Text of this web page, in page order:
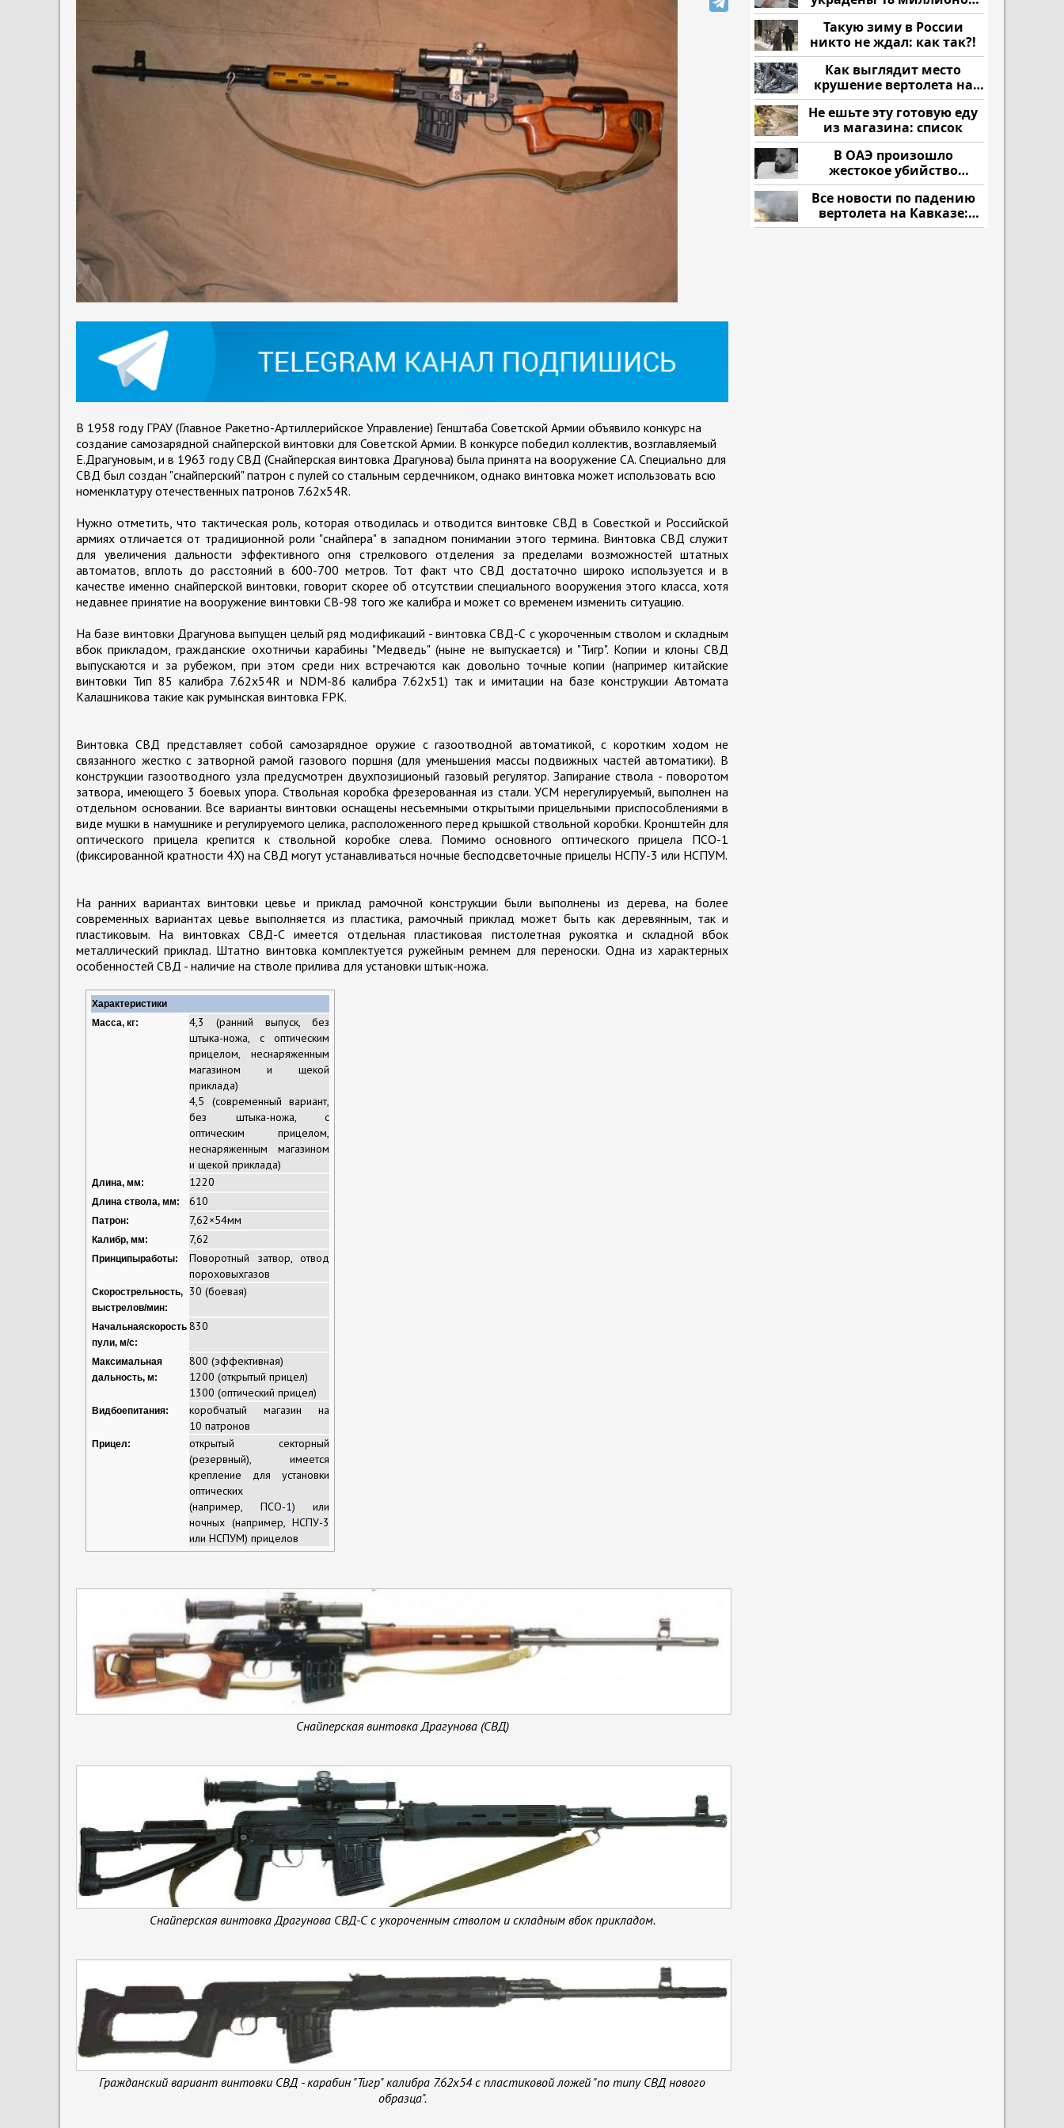
В 1958 году ГРАУ (Главное Ракетно-Артиллерийское Управление) Генштаба Советской Армии объявило конкурс на
создание самозарядной снайперской винтовки для Советской Армии. В конкурсе победил коллектив, возглавляемый
Е.Драгуновым, и в 1963 году СВД (Снайперская винтовка Драгунова) была принята на вооружение СА. Специально для
СВД был создан "снайперский" патрон с пулей со стальным сердечником, однако винтовка может использовать всю
номенклатуру отечественных патронов 7.62х54R.
Нужно отметить, что тактическая роль, которая отводилась и отводится винтовке СВД в Совесткой и Российской
армиях отличается от традиционной роли "снайпера" в западном понимании этого термина. Винтовка СВД служит
для увеличения дальности эффективного огня стрелкового отделения за пределами возможностей штатных
автоматов, вплоть до расстояний в 600-700 метров. Тот факт что СВД достаточно широко используется и в
качестве именно снайперской винтовки, говорит скорее об отсутствии специального вооружения этого класса, хотя
недавнее принятие на вооружение винтовки СВ-98 того же калибра и может со временем изменить ситуацию.
На базе винтовки Драгунова выпущен целый ряд модификаций - винтовка СВД-С с укороченным стволом и складным
вбок прикладом, гражданские охотничьи карабины "Медведь" (ныне не выпускается) и "Тигр". Копии и клоны СВД
выпускаются и за рубежом, при этом среди них встречаются как довольно точные копии (например китайские
винтовки Тип 85 калибра 7.62х54R и NDM-86 калибра 7.62х51) так и имитации на базе конструкции Автомата
Калашникова такие как румынская винтовка FPK.
Винтовка СВД представляет собой самозарядное оружие с газоотводной автоматикой, с коротким ходом не
связанного жестко с затворной рамой газового поршня (для уменьшения массы подвижных частей автоматики). В
конструкции газоотводного узла предусмотрен двухпозиционый газовый регулятор. Запирание ствола - поворотом
затвора, имеющего 3 боевых упора. Ствольная коробка фрезерованная из стали. УСМ нерегулируемый, выполнен на
отдельном основании. Все варианты винтовки оснащены несъемными открытыми прицельными приспособлениями в
виде мушки в намушнике и регулируемого целика, расположенного перед крышкой ствольной коробки. Кронштейн для
оптического прицела крепится к ствольной коробке слева. Помимо основного оптического прицела ПСО-1
(фиксированной кратности 4Х) на СВД могут устанавливаться ночные бесподсветочные прицелы НСПУ-3 или НСПУМ.
На ранних вариантах винтовки цевье и приклад рамочной конструкции были выполнены из дерева, на более
современных вариантах цевье выполняется из пластика, рамочный приклад может быть как деревянным, так и
пластиковым. На винтовках СВД-С имеется отдельная пластиковая пистолетная рукоятка и складной вбок
металлический приклад. Штатно винтовка комплектуется ружейным ремнем для переноски. Одна из характерных
особенностей СВД - наличие на стволе прилива для установки штык-ножа.
Характеристики
Масса, кг:
4,3 (ранний выпуск, без
штыка-ножа, с оптическим
прицелом, неснаряженным
магазином и щекой
приклада)
4,5 (современный вариант,
без штыка-ножа, с
оптическим прицелом,
неснаряженным магазином
и щекой приклада)
Длина, мм: 1220
Длина ствола, мм: 610
Патрон: 7,62×54мм
Калибр, мм: 7,62
Принципыработы: Поворотный затвор
отвод
пороховыхгазов
Скорострельность,
выстрелов/мин:
30 (боевая)
Начальнаяскорость
пули, м/с:
830
Максимальная
дальность, м:
800 (эффективная)
1200 (открытый прицел)
1300 (оптический прицел)
Видбоепитания: коробчатый магазин на
10 патронов
Прицел:
открытый секторный
(резервный), имеется
крепление для установки
оптических
(например, ПСО-1) или
ночных (например, НСПУ-3
или НСПУМ) прицелов
Снайперская винтовка Драгунова (СВД)
Снайперская винтовка Драгунова СВД-С с укороченным стволом и складным вбок прикладом.
Гражданский вариант винтовки СВД - карабин "Тигр" калибра 7.62х54 с пластиковой ложей "по типу СВД нового
образца".
рублей
Такую зиму в России
никто не ждал: как так?!
Как выглядит место
крушение вертолета на
Кавказе: смотреть
Не ешьте эту готовую еду
из магазина: список
В ОАЭ произошло
жестокое убийство
криптомиллионера
Все новости по падению
вертолета на Кавказе:
читать здесь